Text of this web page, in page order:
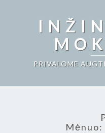
PRIVALOME
Mėnuo: